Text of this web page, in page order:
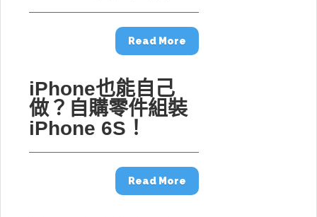
Read More
iPhone也能自己
做？自購零件組裝
iPhone 6S！
Read More